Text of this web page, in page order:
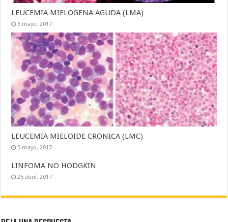
LEUCEMIA MIELOGENA AGUDA (LMA)
5 mayo, 2017
LEUCEMIA MIELOIDE CRONICA (LMC)
5 mayo, 2017
LINFOMA NO HODGKIN
25 abril, 2017